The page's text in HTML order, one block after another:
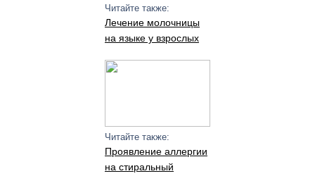
Читайте также:
Лечение молочницы
на языке у взрослых
Читайте также:
Проявление аллергии
на стиральный